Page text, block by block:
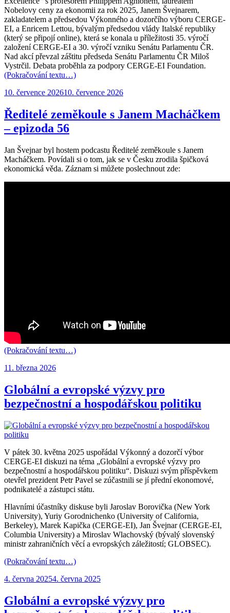
Nobelovy ceny za ekonomii za rok 2025, Janem Švejnarem,
zakladatelem a předsedou Výkonného a dozorčího výboru CERGE-
EI, a Enricem Lettou, bývalým předsedou vlády Italské republiky
(který se připojí online), která se konala u příležitosti 35. výročí
založení CERGE-EI a 30. výročí vzniku Senátu Parlamentu ČR.
Nad akcí převzal záštitu předseda Senátu Parlamentu ČR Miloš
Vystrčil. Debata proběhla za podpory CERGE-EI Foundation.
(Pokračování textu…)
Publikováno:
10. července 202610. července 2026
Ředitelé zeměkoule s Janem Macháčkem
– epizoda 56
Jan Švejnar byl hostem podcastu Ředitelé zeměkoule s Janem
Macháčkem. Povídali si o tom, jak se v Česku zrodila špičková
ekonomická věda. Záznam si můžete poslechnout zde:
(Pokračování textu…)
Publikováno:
11. března 2026
Globální a evropské výzvy pro
bezpečnostní a hospodářskou politiku
V pátek 30. května 2025 uspořádal Výkonný a dozorčí výbor
CERGE-EI diskuzi na téma „Globální a evropské výzvy pro
bezpečnostní a hospodářskou politiku“. Diskuzi svým příspěvkem
otevřel prezident Petr Pavel se zúčastnili se jí přední ekonomové,
podnikatelé a zástupci státu.
Hlavními účastníky diskuse byli Jaroslav Borovička (New York
University), Yuriy Gorodnichenko (University of California,
Berkeley), Marek Kapička (CERGE-EI), Jan Švejnar (CERGE-EI,
Columbia University) a Miroslav Wlachovský (bývalý slovenský
ministr zahraničních věcí a evropských záležitostí; GLOBSEC).
(Pokračování textu…)
Publikováno:
4. června 20254. června 2025
Globální a evropské výzvy pro